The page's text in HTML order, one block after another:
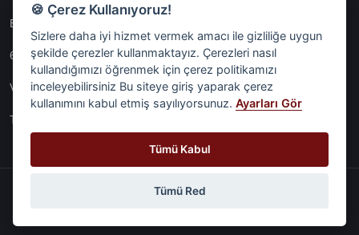
Etk İzni̇ Metni̇
6698 Sayili Kvkk Gereği̇nce Veri̇ Sorumlusuna Başvuru Formu
Veri Sorumlularına Başvuru Formu
Tüm Sözleşmeler
© Digital Network Alkaş | 2026
🍪 Çerez Kullanıyoruz!
Sizlere daha iyi hizmet vermek amacı ile gizliliğe uygun
şekilde çerezler kullanmaktayız. Çerezleri nasıl
kullandığımızı öğrenmek için çerez politikamızı
inceleyebilirsiniz Bu siteye giriş yaparak çerez
kullanımını kabul etmiş sayılıyorsunuz.Ayarları Gör
Tümü Kabul
Tümü Red